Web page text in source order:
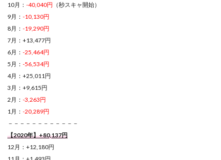
10月： -40,040円 （秒スキャ開始）
9月： -10,130円
8月： -19,290円
7月：+13,477円
6月： -25,464円
5月： -56,534円
4月：+25,011円
3月：+9,615円
2月： -3,263円
1月： -20,289円
－－－－－－－－－－－－
【2020年】+80,137円
12月：+12,180円